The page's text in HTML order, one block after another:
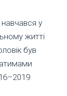
у
житті
був